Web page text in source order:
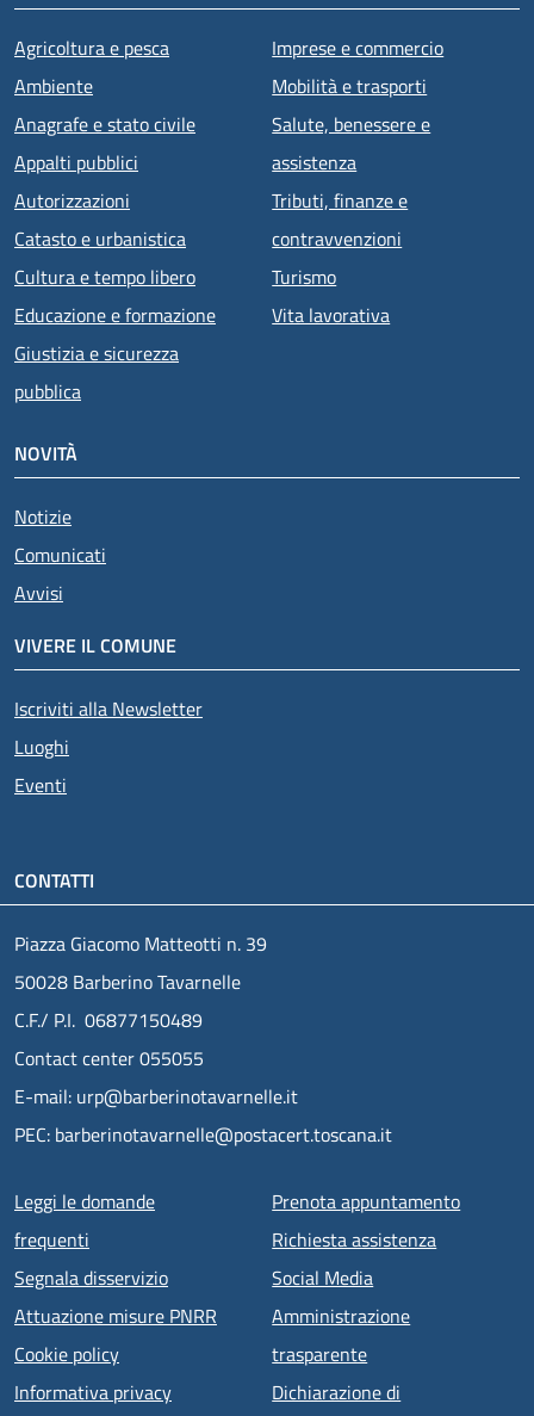
Agricoltura e pesca
Ambiente
Anagrafe e stato civile
Appalti pubblici
Autorizzazioni
Catasto e urbanistica
Cultura e tempo libero
Educazione e formazione
Giustizia e sicurezza
pubblica
Imprese e commercio
Mobilità e trasporti
Salute, benessere e
assistenza
Tributi, finanze e
contravvenzioni
Turismo
Vita lavorativa
NOVITÀ
Notizie
Comunicati
Avvisi
VIVERE IL COMUNE
Iscriviti alla Newsletter
Luoghi
Eventi
CONTATTI
Piazza Giacomo Matteotti n. 39
50028 Barberino Tavarnelle
C.F./ P.I. 06877150489
Contact center 055055
E-mail: urp@barberinotavarnelle.it
PEC: barberinotavarnelle@postacert.toscana.it
Menu piè di pagina
Leggi le domande
frequenti
Segnala disservizio
Attuazione misure PNRR
Cookie policy
Informativa privacy
Prenota appuntamento
Richiesta assistenza
Social Media
Amministrazione
trasparente
Dichiarazione di